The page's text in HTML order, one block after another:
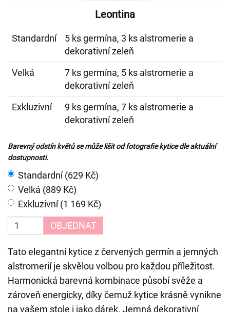
Leontina
Standardní
5 ks germína, 3 ks alstromerie a
dekorativní zeleň
Velká
7 ks germína, 5 ks alstromerie a
dekorativní zeleň
Exkluzivní
9 ks germína, 7 ks alstromerie a
dekorativní zeleň
Barevný odstín květů se může lišit od fotografie kytice dle aktuální
dostupnosti.
Standardní (629 Kč)
Velká (889 Kč)
Exkluzivní (1 169 Kč)
OBJEDNAT
Tato elegantní kytice z červených germín a jemných
alstromerií je skvělou volbou pro každou příležitost.
Harmonická barevná kombinace působí svěže a
zároveň energicky, díky čemuž kytice krásně vynikne
na vašem stole i jako dárek. Jemná dekorativní